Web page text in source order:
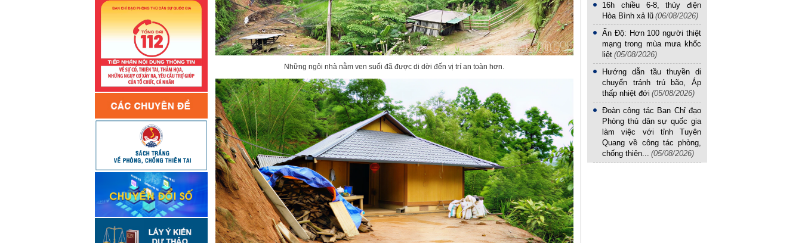
Những ngôi nhà nằm ven suối đã được di dời đến vị trí an toàn hơn.
16h chiều 6-8, thủy điện
Hòa Bình xả lũ (06/08/2026)
Ấn Độ: Hơn 100 người thiệt
mạng trong mùa mưa khốc
liệt (05/08/2026)
Hướng dẫn tầu thuyền di
chuyển tránh trú bão, Áp
thấp nhiệt đới (05/08/2026)
Đoàn công tác Ban Chỉ đạo
Phòng thủ dân sự quốc gia
làm việc với tỉnh Tuyên
Quang về công tác phòng,
chống thiên... (05/08/2026)